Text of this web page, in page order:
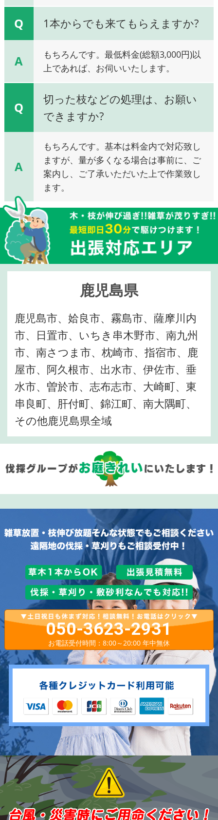
Q 1本からでも来てもらえますか?
A
もちろんです。最低料金(総額3,000円)以
上であれば、お伺いいたします。
Q
切った枝などの処理は、お願い
できますか?
A
もちろんです。基本は料金内で対応致し
ますが、量が多くなる場合は事前に、ご
案内し、ご了承いただいた上で作業致し
ます。
鹿児島県
鹿児島市、姶良市、霧島市、薩摩川内
市、日置市、いちき串木野市、南九州
市、南さつま市、枕崎市、指宿市、鹿
屋市、阿久根市、出水市、伊佐市、垂
水市、曽於市、志布志市、大崎町、東
串良町、肝付町、錦江町、南大隅町、
その他鹿児島県全域
050-3623-2931
お電話受付時間：8:00～20:00 年中無休